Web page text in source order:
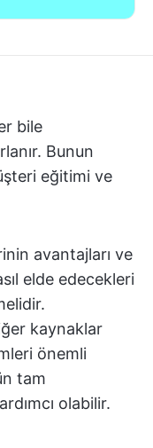
bile
Bunun
eğitimi ve
avantajları ve
elde edecekleri
kaynaklar
önemli
tam
olabilir.